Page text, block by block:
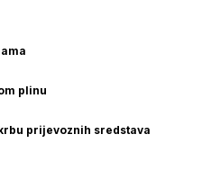
plinu
prijevoznih sredstava